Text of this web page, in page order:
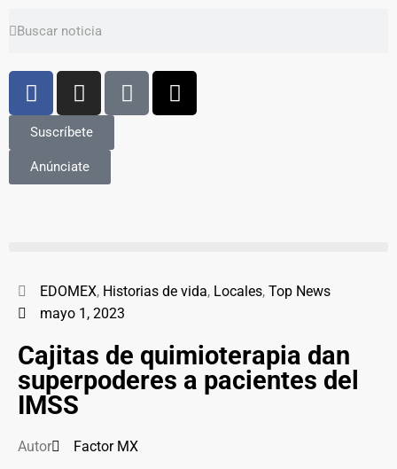
Suscríbete
Anúnciate
EDOMEX, Historias de vida, Locales, Top News
mayo 1, 2023
Cajitas de quimioterapia dan
superpoderes a pacientes del
IMSS
Autor Factor MX